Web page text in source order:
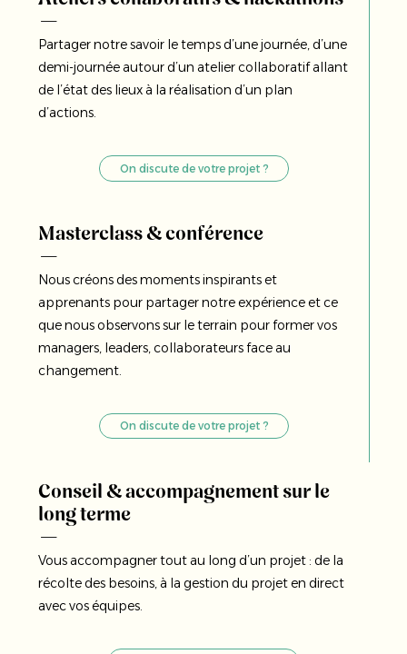
Partager notre savoir le temps d’une journée, d’une
demi-journée autour d’un atelier collaboratif allant
de l’état des lieux à la réalisation d’un plan
d’actions.
On discute de votre projet ?
Masterclass & conférence
Nous créons des moments inspirants et
apprenants pour partager notre expérience et ce
que nous observons sur le terrain pour former vos
managers, leaders, collaborateurs face au
changement.
On discute de votre projet ?
Conseil & accompagnement sur le
long terme
Vous accompagner tout au long d’un projet : de la
récolte des besoins, à la gestion du projet en direct
avec vos équipes.